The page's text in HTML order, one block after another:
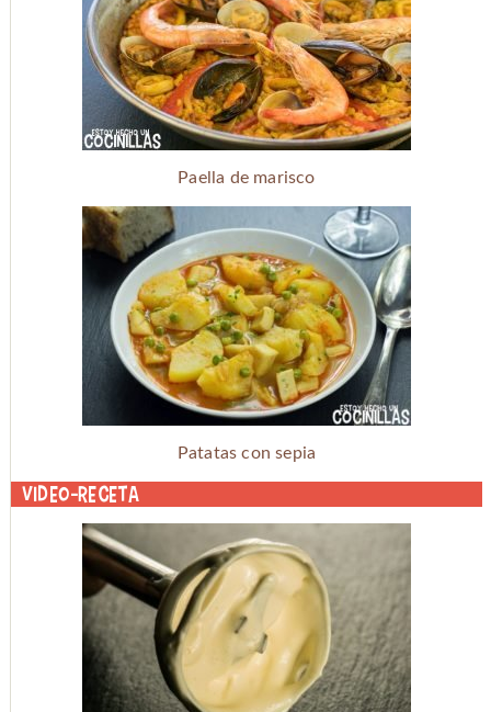
Paella de marisco
Patatas con sepia
Video-receta